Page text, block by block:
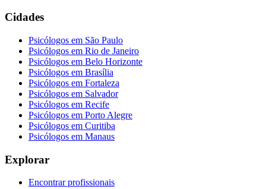
Cidades
Psicólogos em São Paulo
Psicólogos em Rio de Janeiro
Psicólogos em Belo Horizonte
Psicólogos em Brasília
Psicólogos em Fortaleza
Psicólogos em Salvador
Psicólogos em Recife
Psicólogos em Porto Alegre
Psicólogos em Curitiba
Psicólogos em Manaus
Explorar
Encontrar profissionais